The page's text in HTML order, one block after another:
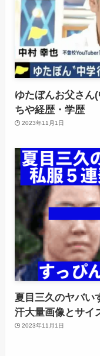
ゆたぼんお父さん
ちや経歴・学歴
2023年11月1日
夏目三久のヤバい
汗大量画像とサイ
2023年11月1日